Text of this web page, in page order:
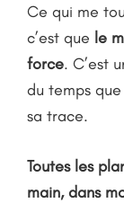
Ce qui me
c’est que le
force. C’est
du temps
sa trace.
Toutes les
main, dans